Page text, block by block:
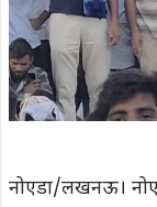
नोएडा/लखनऊ।